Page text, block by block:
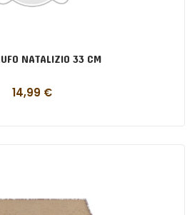
NATALIZIO 33 CM
14,99 €